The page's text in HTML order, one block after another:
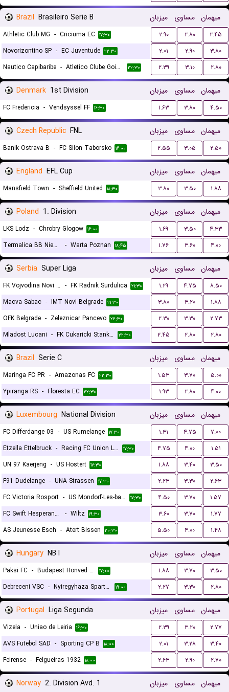
Brazil Brasileiro Serie B میزبان مساوی میهمان
Athletic Club MG - Criciuma EC ۱۷:۳۰ ۲.۹۰ ۲.۸۰
۲.۴۵
Novorizontino SP - EC Juventude ۲۲:۳۰ ۲.۰۱ ۲.۹۰
۳.۸۰
Nautico Capibaribe - Atletico Clube Goianiense ۲۲:۳۰ ۲.۳۹ ۳.۱۰ ۲.۸۰
Denmark 1st Division میزبان مساوی میهمان
FC Fredericia - Vendsyssel FF ۱۶:۳۰ ۱.۶۳ ۳.۸۰ ۴.۵۰
Czech Republic FNL میزبان مساوی میهمان
Banik Ostrava B - FC Silon Taborsko ۱۶:۰۰ ۲.۵۵ ۳.۰۵ ۲.۵۰
England EFL Cup میزبان مساوی میهمان
Mansfield Town - Sheffield United ۱۸:۳۰ ۳.۸۰ ۳.۵۰ ۱.۸۸
Poland 1. Division میزبان مساوی میهمان
LKS Lodz - Chrobry Glogow ۱۶:۰۰ ۱.۶۹ ۳.۵۰
۴.۳۳
Termalica BB Nieciecza
- Warta Poznan ۱۸:۴۵ ۱.۷۶ ۳.۶۰ ۴.۰۰
Serbia Super Liga میزبان مساوی میهمان
FK Vojvodina Novi Sad - FK Radnik Surdulica ۲۱:۳۰ ۱.۲۹ ۴.۷۵
۸.۵۰
Macva Sabac - IMT Novi Belgrade ۲۱:۳۰ ۳.۸۰ ۳.۲۰
۱.۸۸
OFK Belgrade - Zeleznicar Pancevo ۲۲:۳۰ ۲.۳۰ ۳.۳۰
۲.۷۳
Mladost Lucani - FK Cukaricki Stankom ۲۲:۳۰ ۲.۴۵ ۲.۸۰ ۲.۸۰
Brazil Serie C میزبان مساوی میهمان
Maringa FC PR - Amazonas FC ۲۲:۳۰ ۱.۵۳ ۳.۷۰
۵.۰۰
Ypiranga RS - Floresta EC ۲۲:۳۰ ۱.۹۳ ۲.۸۰ ۴.۰۰
Luxembourg National Division میزبان مساوی میهمان
FC Differdange 03 - US Rumelange ۱۷:۳۰ ۱.۳۱ ۴.۷۵
۷.۰۰
Etzella Ettelbruck - Racing FC Union Letzebuerg ۱۷:۳۰ ۴.۷۵ ۴.۰۰
۱.۵۱
UN 97 Kaerjeng - US Hostert ۱۷:۳۰ ۱.۸۸ ۳.۴۰
۳.۵۰
F91 Dudelange - UNA Strassen ۱۷:۳۰ ۲.۲۳ ۳.۳۰
۲.۶۳
FC Victoria Rosport - US Mondorf-Les-bains ۱۷:۳۰ ۴.۵۰ ۳.۷۰
۱.۵۷
FC Swift Hesperange
- Wiltz ۱۹:۳۰ ۳.۶۰ ۳.۷۰
۱.۷۷
AS Jeunesse Esch - Atert Bissen ۲۰:۳۰ ۵.۵۰ ۴.۰۰ ۱.۴۸
Hungary NB I میزبان مساوی میهمان
Paksi FC - Budapest Honved FC ۱۷:۰۰ ۱.۸۸ ۳.۷۰
۳.۵۰
Debreceni VSC - Nyiregyhaza Spartacus FC ۱۹:۰۰ ۲.۲۷ ۳.۳۰ ۲.۸۰
Portugal Liga Segunda میزبان مساوی میهمان
Vizela - Uniao de Leiria ۱۶:۳۰ ۲.۳۹ ۳.۲۰
۲.۷۷
AVS Futebol SAD - Sporting CP B ۱۸:۰۰ ۲.۰۱ ۳.۲۸
۳.۴۰
Feirense - Felgueiras 1932 ۱۸:۰۰ ۲.۶۳ ۲.۹۰ ۲.۷۰
Norway 2. Division Avd. 1 میزبان مساوی میهمان